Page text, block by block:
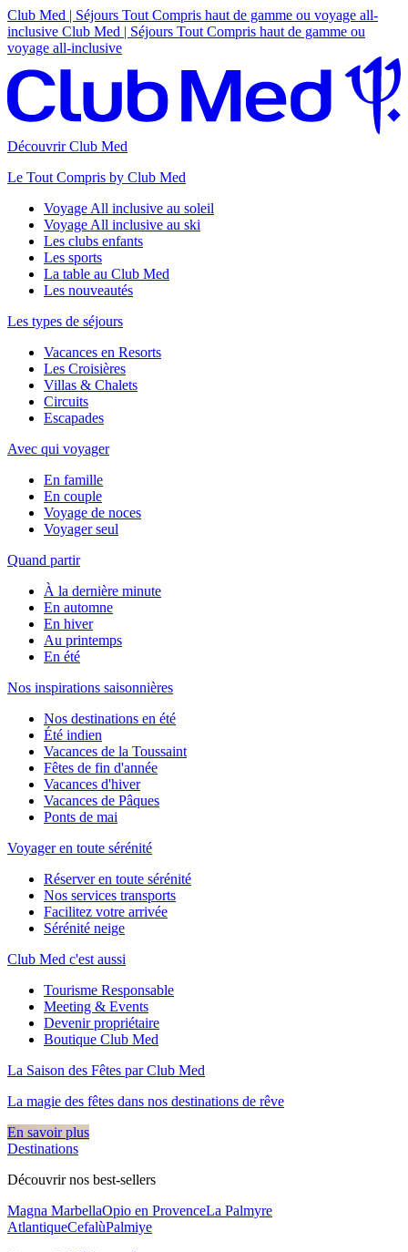
Club Med | Séjours Tout Compris haut de gamme ou voyage all-
inclusive Club Med | Séjours Tout Compris haut de gamme ou
voyage all-inclusive
Découvrir Club Med
Le Tout Compris by Club Med
Voyage All inclusive au soleil
Voyage All inclusive au ski
Les clubs enfants
Les sports
La table au Club Med
Les nouveautés
Les types de séjours
Vacances en Resorts
Les Croisières
Villas & Chalets
Circuits
Escapades
Avec qui voyager
En famille
En couple
Voyage de noces
Voyager seul
Quand partir
À la dernière minute
En automne
En hiver
Au printemps
En été
Nos inspirations saisonnières
Nos destinations en été
Été indien
Vacances de la Toussaint
Fêtes de fin d'année
Vacances d'hiver
Vacances de Pâques
Ponts de mai
Voyager en toute sérénité
Réserver en toute sérénité
Nos services transports
Facilitez votre arrivée
Sérénité neige
Club Med c'est aussi
Tourisme Responsable
Meeting & Events
Devenir propriétaire
Boutique Club Med
La Saison des Fêtes par Club Med
La magie des fêtes dans nos destinations de rêve​
En savoir plus
Destinations
Découvrir nos best-sellers
Magna MarbellaOpio en ProvenceLa Palmyre
AtlantiqueCefalùPalmiye